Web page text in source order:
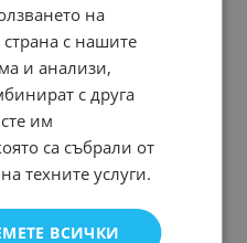
с шнола за коса
95.41 лв.
на
с нашите
и анализи,
с друга
им
са събрали от
техните услуги.
ВСИЧКИ